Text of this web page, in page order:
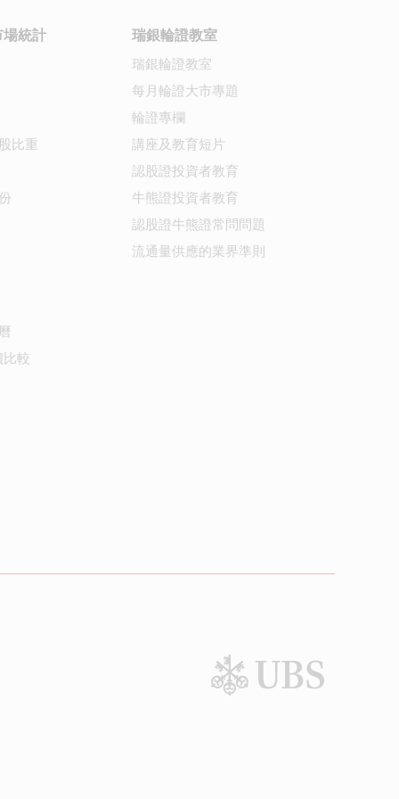
場統計
比重
比較
瑞銀輪證教室
瑞銀輪證教室
每月輪證大市專題
輪證專欄
講座及教育短片
認股證投資者教育
牛熊證投資者教育
認股證牛熊證常問問題
流通量供應的業界準則